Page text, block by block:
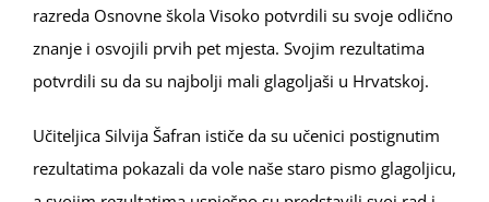
razreda Osnovne škola Visoko potvrdili su svoje odlično
znanje i osvojili prvih pet mjesta. Svojim rezultatima
potvrdili su da su najbolji mali glagoljaši u Hrvatskoj.
Učiteljica Silvija Šafran ističe da su učenici postignutim
rezultatima pokazali da vole naše staro pismo glagoljicu,